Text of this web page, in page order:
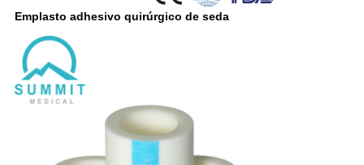
Emplasto adhesivo quirúrgico de seda